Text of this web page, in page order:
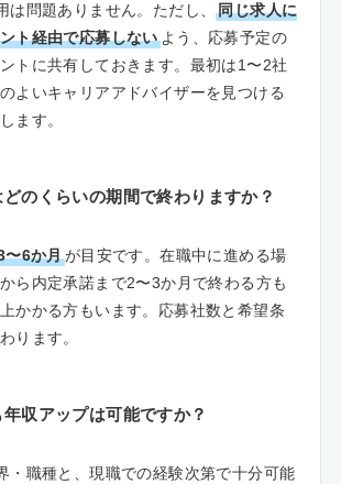
は問題ありません。ただし、同じ求人に
ト経由で応募しないよう、応募予定の
トに共有しておきます。最初は1〜2社
よいキャリアアドバイザーを見つける
ます。
のくらいの期間で終わりますか？
〜6か月が目安です。在職中に進める場
ら内定承諾まで2〜3か月で終わる方も
かかる方もいます。応募社数と希望条
ります。
収アップは可能ですか？
・職種と、現職での経験次第で十分可能